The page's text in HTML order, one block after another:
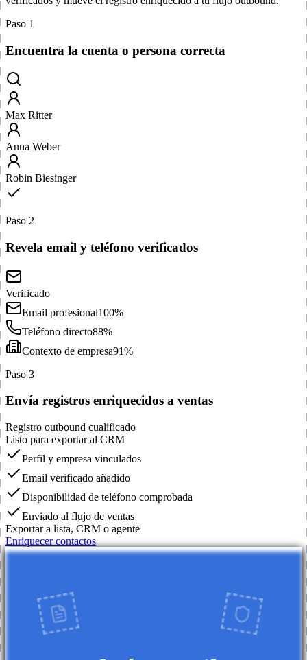
Paso 1
Encuentra la cuenta o persona correcta
Max Ritter
Anna Weber
Robin Biesinger
Paso 2
Revela email y teléfono verificados
Verificado
Email profesional100%
Teléfono directo88%
Contexto de empresa91%
Paso 3
Envía registros enriquecidos a ventas
Registro outbound cualificado
Listo para exportar al CRM
Perfil y empresa vinculados
Email verificado añadido
Disponibilidad de teléfono comprobada
Enviado al flujo de ventas
Exportar a lista, CRM o agente
Enriquecer contactos